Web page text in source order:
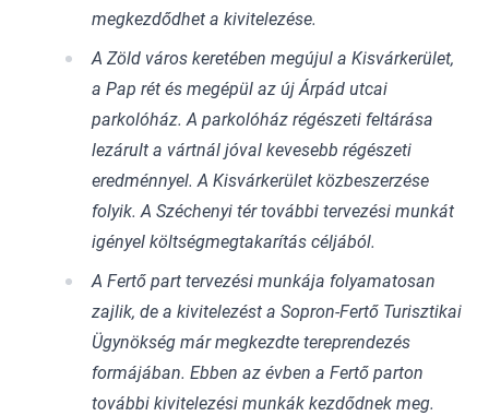
megkezdődhet a kivitelezése.
A Zöld város keretében megújul a Kisvárkerület,
a Pap rét és megépül az új Árpád utcai
parkolóház. A parkolóház régészeti feltárása
lezárult a vártnál jóval kevesebb régészeti
eredménnyel. A Kisvárkerület közbeszerzése
folyik. A Széchenyi tér további tervezési munkát
igényel költségmegtakarítás céljából.
A Fertő part tervezési munkája folyamatosan
zajlik, de a kivitelezést a Sopron-Fertő Turisztikai
Ügynökség már megkezdte tereprendezés
formájában. Ebben az évben a Fertő parton
további kivitelezési munkák kezdődnek meg.